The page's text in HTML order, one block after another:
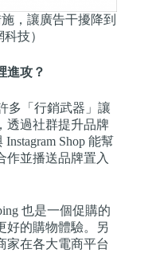
施，讓廣告干擾降到
技）
進攻？
多「行銷武器」讓
透過社群提升品牌
Shop 能幫
作並播送品牌置入
也是一個促購的
好的購物體驗。另
家在各大電商平台